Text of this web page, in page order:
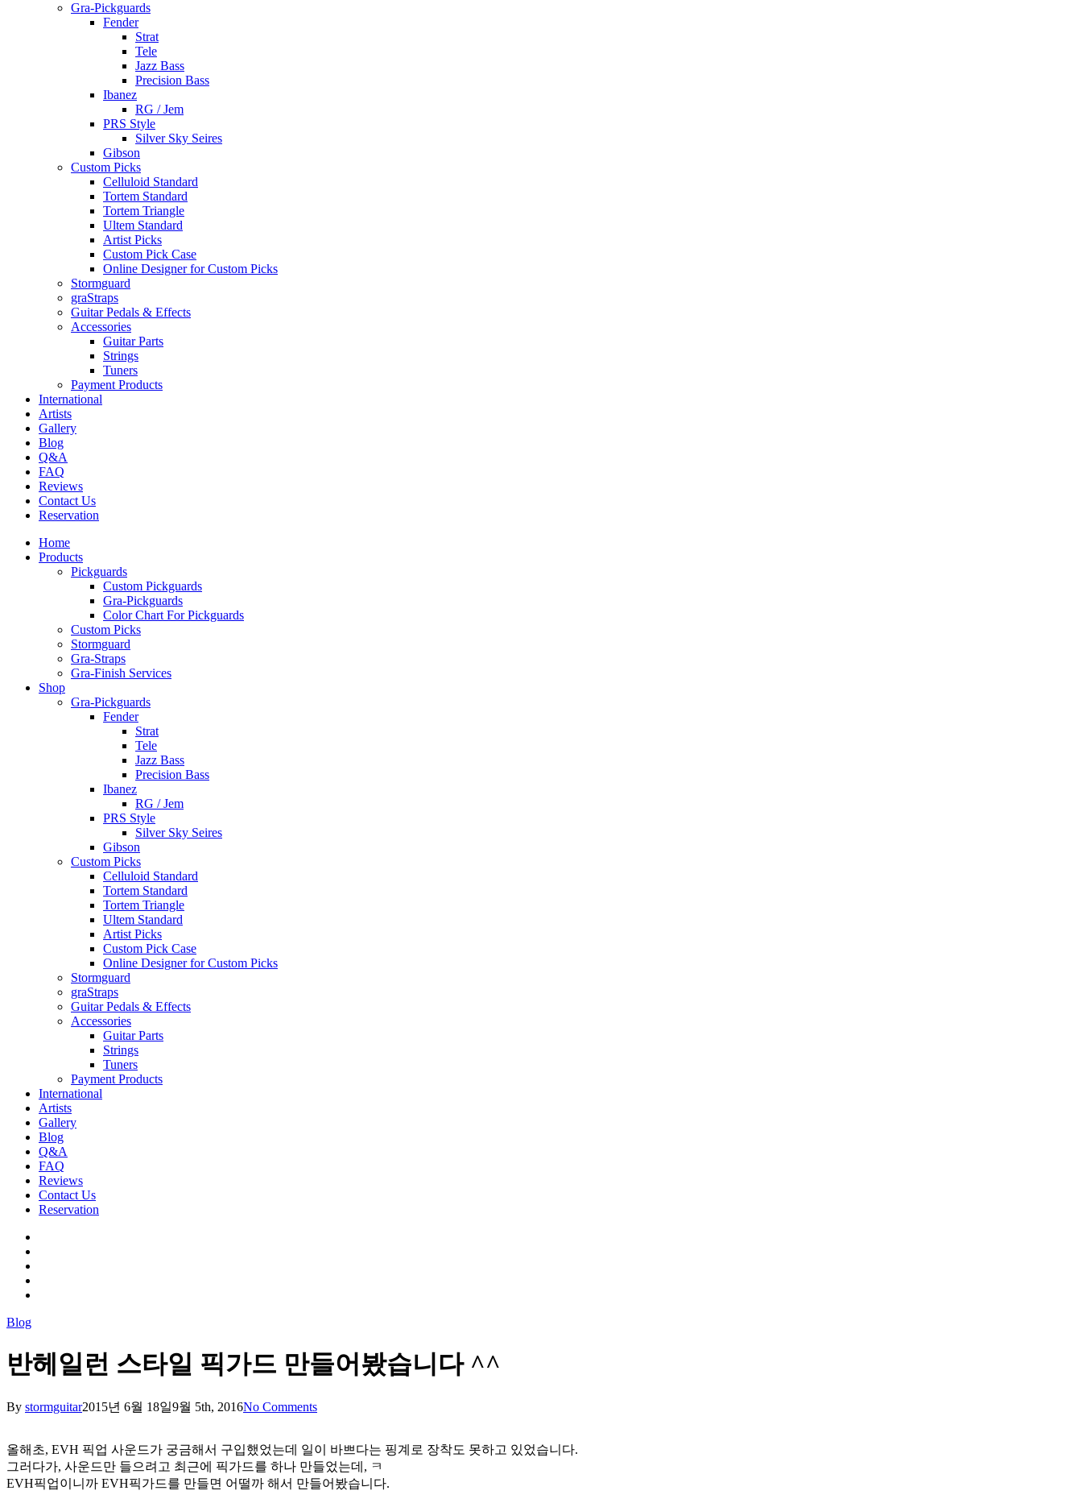
Gra-Pickguards
Fender
Strat
Tele
Jazz Bass
Precision Bass
Ibanez
RG / Jem
PRS Style
Silver Sky Seires
Gibson
Custom Picks
Celluloid Standard
Tortem Standard
Tortem Triangle
Ultem Standard
Artist Picks
Custom Pick Case
Online Designer for Custom Picks
Stormguard
graStraps
Guitar Pedals & Effects
Accessories
Guitar Parts
Strings
Tuners
Payment Products
International
Artists
Gallery
Blog
Q&A
FAQ
Reviews
Contact Us
Reservation
Home
Products
Pickguards
Custom Pickguards
Gra-Pickguards
Color Chart For Pickguards
Custom Picks
Stormguard
Gra-Straps
Gra-Finish Services
Shop
Gra-Pickguards
Fender
Strat
Tele
Jazz Bass
Precision Bass
Ibanez
RG / Jem
PRS Style
Silver Sky Seires
Gibson
Custom Picks
Celluloid Standard
Tortem Standard
Tortem Triangle
Ultem Standard
Artist Picks
Custom Pick Case
Online Designer for Custom Picks
Stormguard
graStraps
Guitar Pedals & Effects
Accessories
Guitar Parts
Strings
Tuners
Payment Products
International
Artists
Gallery
Blog
Q&A
FAQ
Reviews
Contact Us
Reservation
Blog
반헤일런 스타일 픽가드 만들어봤습니다 ^^
By stormguitar2015년 6월 18일9월 5th, 2016No Comments
올해초, EVH 픽업 사운드가 궁금해서 구입했었는데 일이 바쁘다는 핑계로 장착도 못하고 있었습니다.
그러다가, 사운드만 들으려고 최근에 픽가드를 하나 만들었는데, ㅋ
EVH픽업이니까 EVH픽가드를 만들면 어떨까 해서 만들어봤습니다.